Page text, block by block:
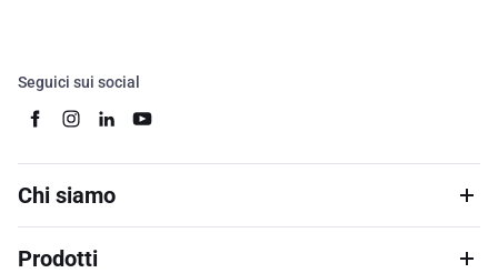
Seguici sui social
Chi siamo
Prodotti